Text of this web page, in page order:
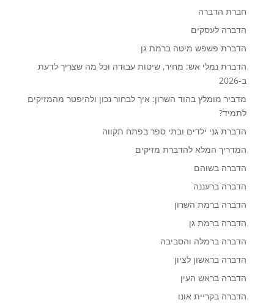
חברת הדברה
הדברה לעסקים
הדברת פשפש מיטה ברמת גן
הדברת נמלי אש: מחיר, שיטות עבודה וכל מה שצריך לדעת
ב-2026
מדביר מומלץ בהוד השרון: איך לבחור נכון ולהיפטר מהמזיקים
לתמיד?
הדברת גני ילדים ובתי ספר בפתח תקווה
המדריך המלא להדברת מזיקים
הדברה בשוהם
הדברה ברעננה
הדברה ברמת השרון
הדברה ברמת גן
הדברה ברמלה והסביבה
הדברה בראשון לציון
הדברה בראש העין
הדברה בקריית אונו